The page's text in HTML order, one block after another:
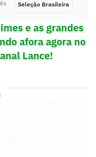
Seleção Brasileira
e as grandes
afora agora no
Lance!